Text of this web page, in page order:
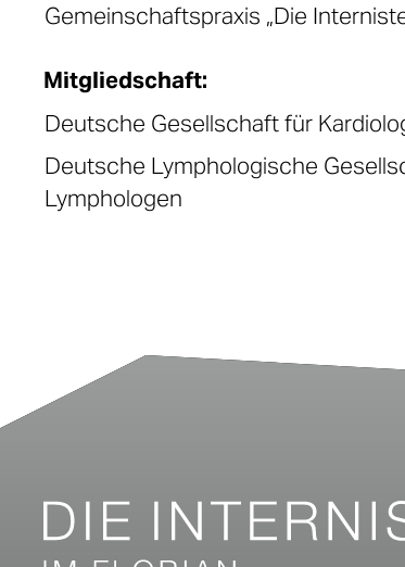
Gemeinschaftspraxis „Die
Mitgliedschaft:
Deutsche Gesellschaft für
Deutsche Lymphologische
Lymphologen